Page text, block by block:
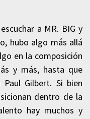
a MR. BIG y
hubo algo más allá
en la composición
y más, hasta que
Gilbert. Si bien
dentro de la
hay muchos y